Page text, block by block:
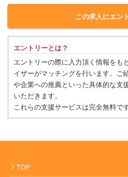
この求人にエン
エントリーとは？
エントリーの際に入力頂く情報をも
イザーがマッチングを行います。ご
や企業への推薦といった具体的な支
いただきます。
これらの支援サービスは完全無料です
TOP